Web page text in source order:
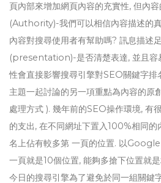
頁內部來增加網頁內容的充實性, 但內
(Authority)-我們可以相信內容描述的
內容對搜尋使用者有幫助嗎? 訊息描述
(presentation)-是否清楚表達, 並且容
性會直接影響搜尋引擎對SEO關鍵字排
主題一起討論的另一項重點為內容的原
處理方式 ). 幾年前的SEO操作環境, 有
的支出, 在不同網址下置入100%相同的
名上佔有較多第 一頁的位置. 以
一頁就是10個位置, 能夠多搶下位置就
今日的搜尋引擎為了避免於同一組關鍵